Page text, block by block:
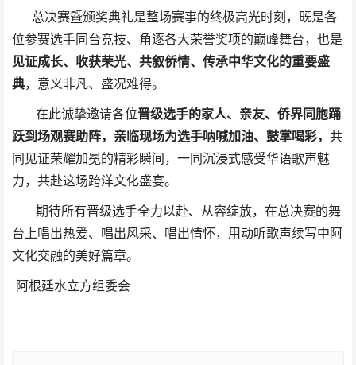
总决赛暨颁奖典礼是整场赛事的终极高光时刻，既是各
位参赛选手同台竞技、角逐各大荣誉奖项的巅峰舞台，也是
见证成长、收获荣光、共叙侨情、传承中华文化的重要盛
典，意义非凡、盛况难得。
在此诚挚邀请各位晋级选手的家人、亲友、侨界同胞踊
跃到场观赛助阵，亲临现场为选手呐喊加油、鼓掌喝彩， 共
同见证荣耀加冕的精彩瞬间，一同沉浸式感受华语歌声魅
力，共赴这场跨洋文化盛宴。
期待所有晋级选手全力以赴、从容绽放，在总决赛的舞
台上唱出热爱、唱出风采、唱出情怀，用动听歌声续写中阿
文化交融的美好篇章。
阿根廷水立方组委会